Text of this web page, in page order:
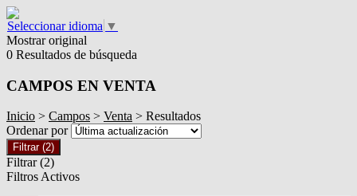
Seleccionar idioma ▼
Mostrar original
0 Resultados de búsqueda
CAMPOS EN VENTA
Inicio > Campos > Venta > Resultados
Ordenar por
Filtrar (2)
Filtrar (2)
Filtros Activos